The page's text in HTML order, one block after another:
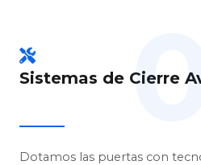
Sistemas de Cierre
Dotamos las puertas con